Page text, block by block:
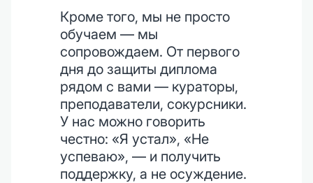
Кроме того, мы не просто
обучаем — мы
сопровождаем. От первого
дня до защиты диплома
рядом с вами — кураторы,
преподаватели, сокурсники.
У нас можно говорить
честно: «Я устал», «Не
успеваю», — и получить
поддержку, а не осуждение.